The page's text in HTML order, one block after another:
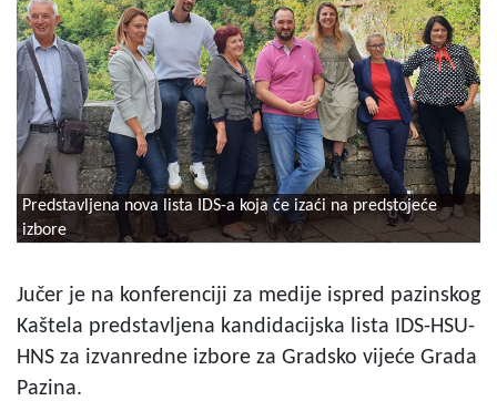
Predstavljena nova lista IDS-a koja će izaći na predstojeće
izbore
Jučer je na konferenciji za medije ispred pazinskog
Kaštela predstavljena kandidacijska lista IDS-HSU-
HNS za izvanredne izbore za Gradsko vijeće Grada
Pazina.